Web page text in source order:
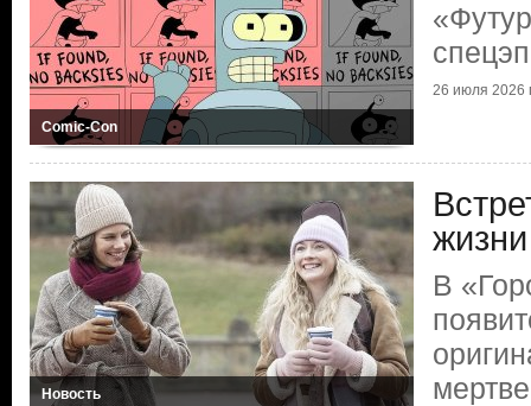
Comic-Con
26 июля 2026
Новость
жизни
В